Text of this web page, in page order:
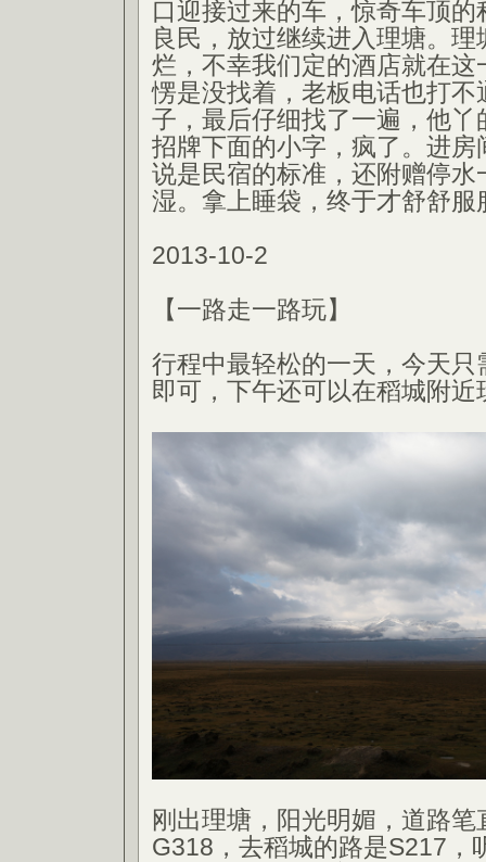
口迎接过来的车，惊奇车顶
良民，放过继续进入理塘。
烂，不幸我们定的酒店就在
愣是没找着，老板电话也打不
子，最后仔细找了一遍，他丫
招牌下面的小字，疯了。进房
说是民宿的标准，还附赠停水
湿。拿上睡袋，终于才舒舒服
2013-10-2
【一路走一路玩】
行程中最轻松的一天，今天只
即可，下午还可以在稻城附近
刚出理塘，阳光明媚，道路笔
G318，去稻城的路是S217，